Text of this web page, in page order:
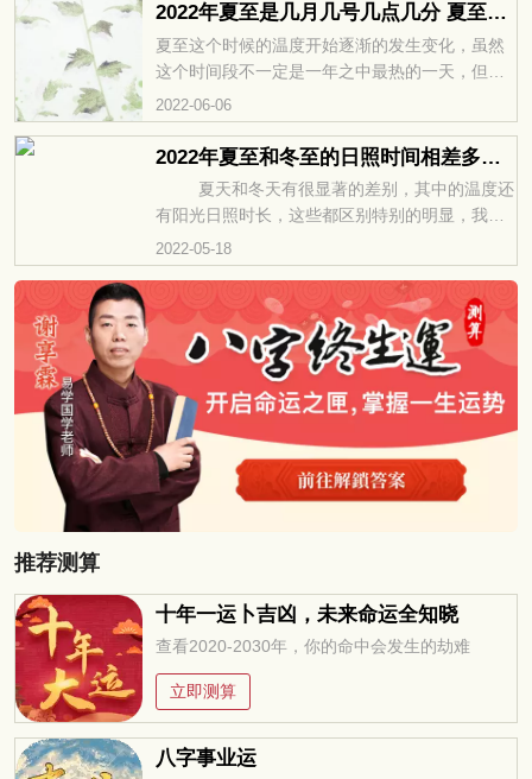
2022年夏至是几月几号几点几分 夏至祭祀祖先的原因
夏至这个时候的温度开始逐渐的发生变化，虽然
这个时间段不一定是一年之中最热的一天，但是
热量却在逐渐的增加。夏至是太阳北行的一个转
折点。如果我们想要在夏至，能够很好的养生需
要大量的食用一些凉茶，凉汤酸...
2022-06-06
2022年夏至和冬至的日照时间相差多少 此节气如何养生
夏天和冬天有很显著的差别，其中的温度还
有阳光日照时长，这些都区别特别的明显，我们
可以根据他们预兆的时长不同来观察到周围气温
的变化，以及对待我们日常生活的影响。除了日
照时长以外，还有温度和...
2022-05-18
推荐测算
十年一运卜吉凶，未来命运全知晓
查看2020-2030年，你的命中会发生的劫难
立即测算
八字事业运